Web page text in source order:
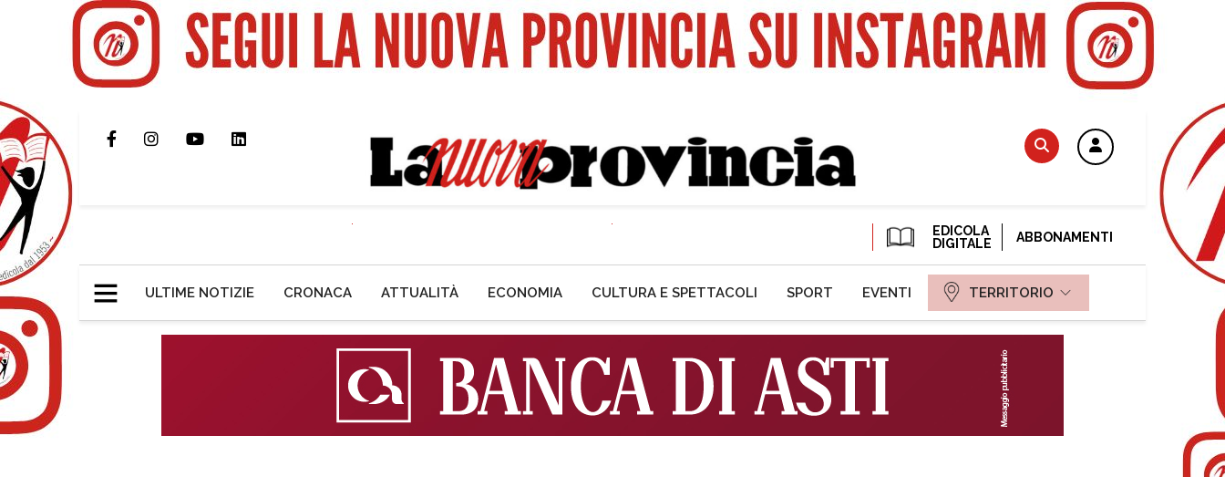
EDICOLA
DIGITALE
ABBONAMENTI
ULTIME NOTIZIE CRONACA ATTUALITÀ ECONOMIA CULTURA E SPETTACOLI SPORT EVENTI TERRITORIO